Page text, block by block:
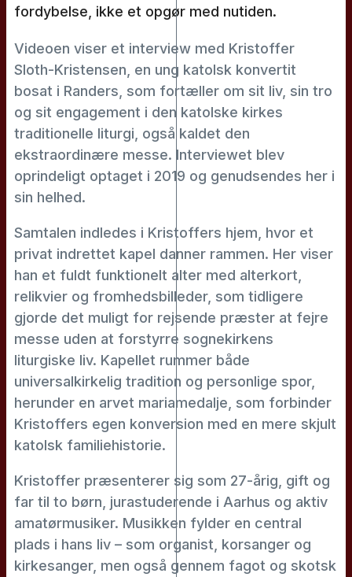
fordybelse, ikke et opgør med nutiden.
Videoen viser et interview med Kristoffer
Sloth-Kristensen, en ung katolsk konvertit
bosat i Randers, som fortæller om sit liv, sin tro
og sit engagement i den katolske kirkes
traditionelle liturgi, også kaldet den
ekstraordinære messe. Interviewet blev
oprindeligt optaget i 2019 og genudsendes her i
sin helhed.
Samtalen indledes i Kristoffers hjem, hvor et
privat indrettet kapel danner rammen. Her viser
han et fuldt funktionelt alter med alterkort,
relikvier og fromhedsbilleder, som tidligere
gjorde det muligt for rejsende præster at fejre
messe uden at forstyrre sognekirkens
liturgiske liv. Kapellet rummer både
universalkirkelig tradition og personlige spor,
herunder en arvet mariamedalje, som forbinder
Kristoffers egen konversion med en mere skjult
katolsk familiehistorie.
Kristoffer præsenterer sig som 27-årig, gift og
far til to børn, jurastuderende i Aarhus og aktiv
amatørmusiker. Musikken fylder en central
plads i hans liv – som organist, korsanger og
kirkesanger, men også gennem fagot og skotsk